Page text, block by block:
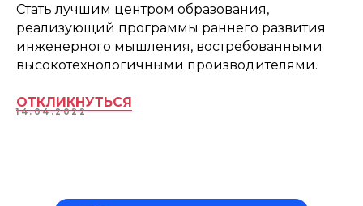
Стать лучшим центром образования,
реализующий программы раннего развития
инженерного мышления, востребованными
высокотехнологичными производителями.
ОТКЛИКНУТЬСЯ
14.04.2022